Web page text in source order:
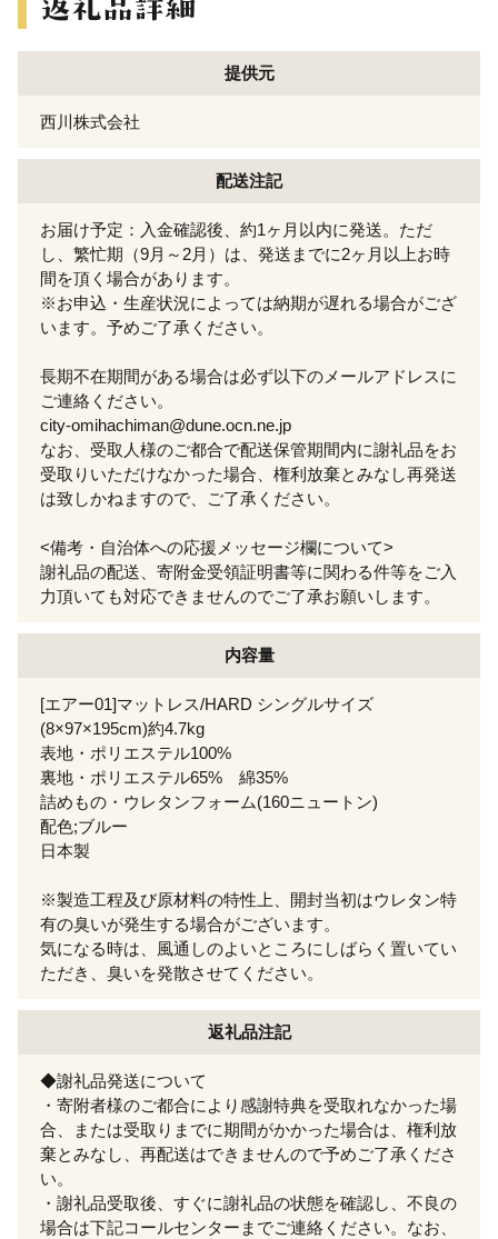
提供元
西川株式会社
配送注記
お届け予定：入金確認後、約1ヶ月以内に発送。ただ
し、繁忙期（9月～2月）は、発送までに2ヶ月以上お時
間を頂く場合があります。
※お申込・生産状況によっては納期が遅れる場合がござ
います。予めご了承ください。
長期不在期間がある場合は必ず以下のメールアドレスに
ご連絡ください。
city-omihachiman@dune.ocn.ne.jp
なお、受取人様のご都合で配送保管期間内に謝礼品をお
受取りいただけなかった場合、権利放棄とみなし再発送
は致しかねますので、ご了承ください。
<備考・自治体への応援メッセージ欄について>
謝礼品の配送、寄附金受領証明書等に関わる件等をご入
力頂いても対応できませんのでご了承お願いします。
内容量
[エアー01]マットレス/HARD シングルサイズ
(8×97×195cm)約4.7kg
表地・ポリエステル100%
裏地・ポリエステル65% 綿35%
詰めもの・ウレタンフォーム(160ニュートン)
配色;ブルー
日本製
※製造工程及び原材料の特性上、開封当初はウレタン特
有の臭いが発生する場合がございます。
気になる時は、風通しのよいところにしばらく置いてい
ただき、臭いを発散させてください。
返礼品注記
◆謝礼品発送について
・寄附者様のご都合により感謝特典を受取れなかった場
合、または受取りまでに期間がかかった場合は、権利放
棄とみなし、再配送はできませんので予めご了承くださ
い。
・謝礼品受取後、すぐに謝礼品の状態を確認し、不良の
場合は下記コールセンターまでご連絡ください。なお、